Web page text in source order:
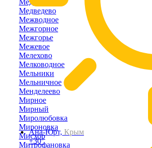
Ана-Юрт, Крым
+30°
Медведево
Межводное
Межгорное
Межгорье
Межевое
Мелехово
Мелководное
Мельники
Мельничное
Менделеево
Мирное
Мирный
Миролюбовка
Мироновка
Мисхор
Митрофановка